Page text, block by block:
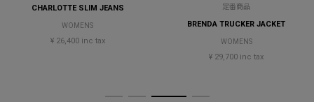
CHARLOTTE SLIM JEANS
WOMENS
¥ 26,400 inc tax
定番商品
BRENDA TRUCKER JACKET
WOMENS
¥ 29,700 inc tax